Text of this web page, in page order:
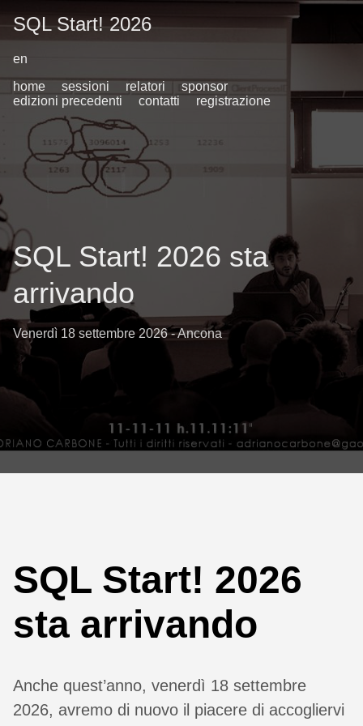
SQL Start! 2026
en
home
sessioni relatori
sponsor
edizioni precedenti
contatti registrazione
SQL Start! 2026 sta
arrivando
Venerdì 18 settembre 2026 - Ancona
SQL Start! 2026
sta arrivando
Anche quest’anno, venerdì 18 settembre
2026, avremo di nuovo il piacere di accogliervi